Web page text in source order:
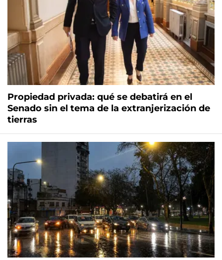
Propiedad privada: qué se debatirá en el
Senado sin el tema de la extranjerización de
tierras